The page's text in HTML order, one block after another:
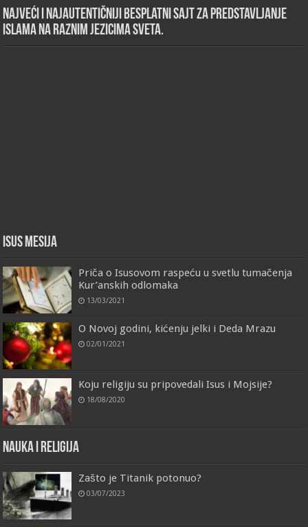
Najveći i najautentičniji besplatni sajt za predstavljanje
islama na raznim jezicima sveta.
Isus Mesija
Priča o Isusovom raspeću u svetlu tumačenja
Kur’anskih odlomaka
13/03/2021
O Novoj godini, kićenju jelki i Deda Mrazu
02/01/2021
Koju religiju su pripovedali Isus i Mojsije?
18/08/2020
Nauka i religija
Zašto je Titanik potonuo?
03/07/2023